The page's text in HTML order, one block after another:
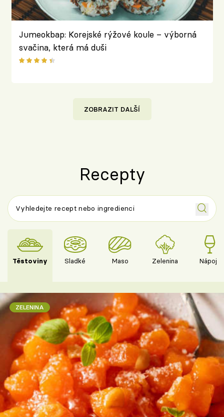
Jumeokbap: Korejské rýžové koule – výborná
svačina, která má duši
ZOBRAZIT DALŠÍ
Recepty
Těstoviny Sladké Maso Zelenina Nápoje
ZELENINA